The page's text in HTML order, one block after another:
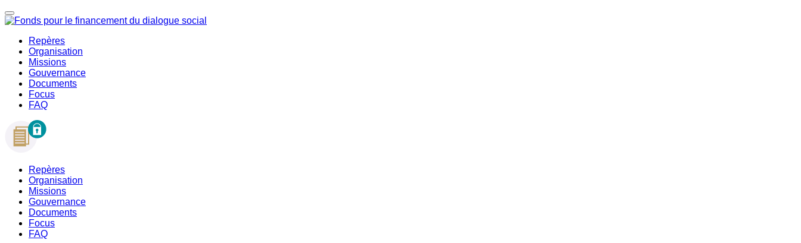
Repères
Organisation
Missions
Gouvernance
Documents
Focus
FAQ
Repères
Organisation
Missions
Gouvernance
Documents
Focus
FAQ